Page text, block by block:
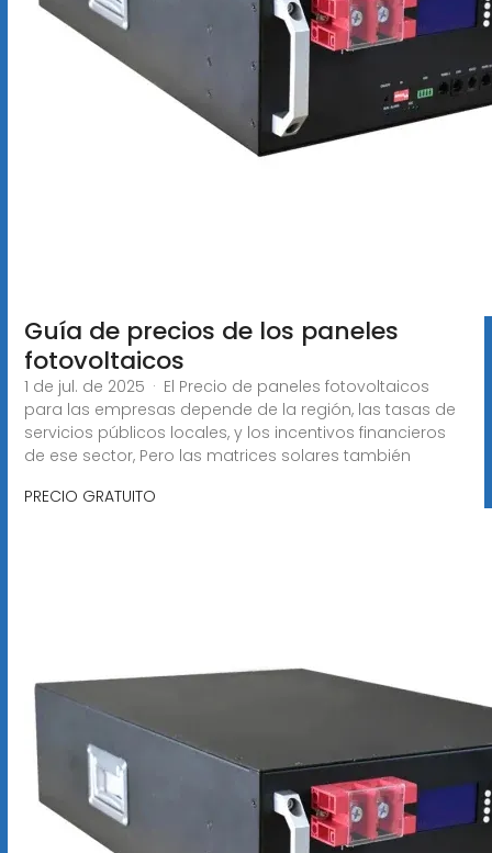
Guía de precios de los paneles
fotovoltaicos
1 de jul. de 2025 · El Precio de paneles fotovoltaicos
para las empresas depende de la región, las tasas de
servicios públicos locales, y los incentivos financieros
de ese sector, Pero las matrices solares también
PRECIO GRATUITO